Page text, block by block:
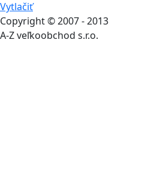
Vytlačiť
Copyright © 2007 - 2013
A-Z veľkoobchod s.r.o.